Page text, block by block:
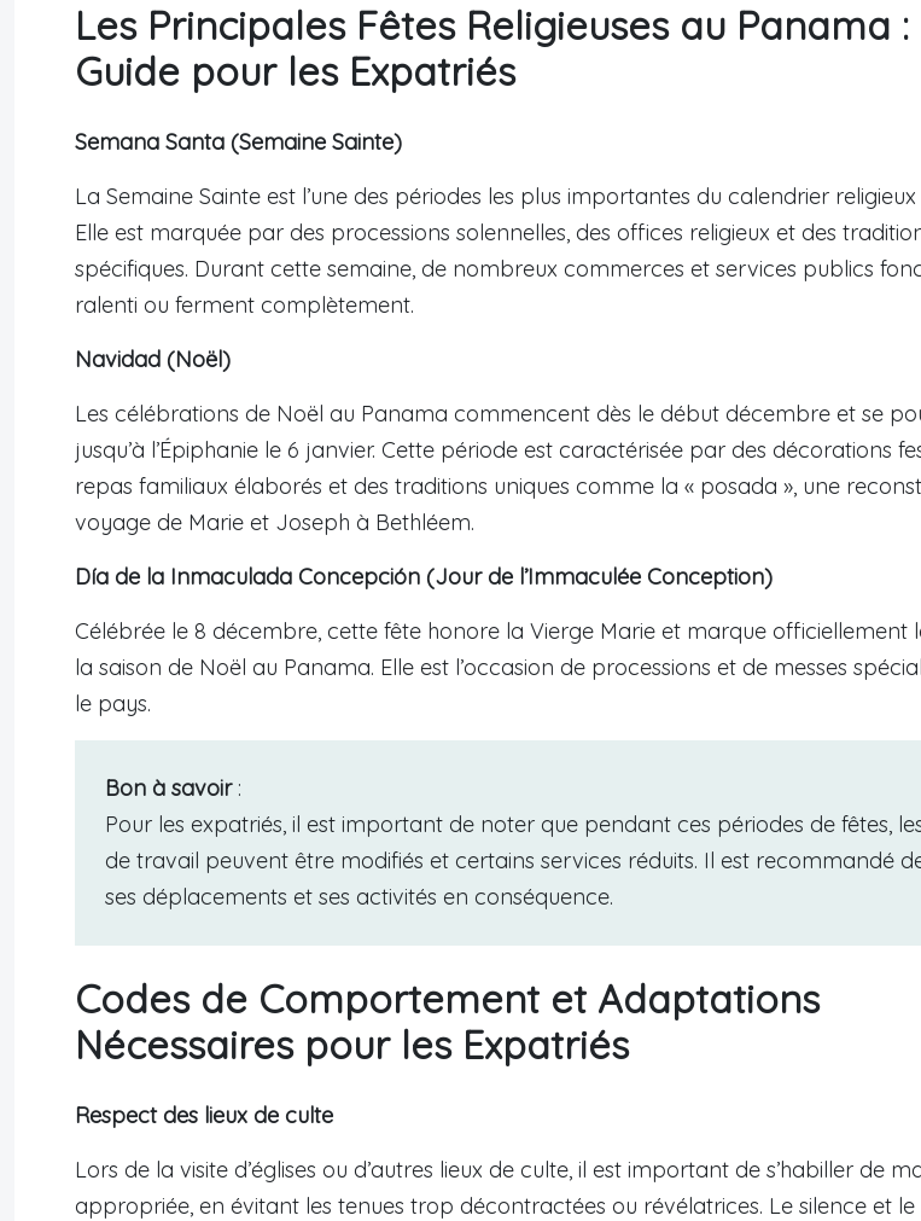
Les Principales Fêtes Religieuses au Panama :
Guide pour les Expatriés
Semana Santa (Semaine Sainte)
La Semaine Sainte est l’une des périodes les plus importantes du calendrier
Elle est marquée par des processions solennelles, des offices religieux et des
spécifiques. Durant cette semaine, de nombreux commerces et services publics
ralenti ou ferment complètement.
Navidad (Noël)
Les célébrations de Noël au Panama commencent dès le début décembre et se
jusqu’à l’Épiphanie le 6 janvier. Cette période est caractérisée par des décorations
repas familiaux élaborés et des traditions uniques comme la « posada », une
voyage de Marie et Joseph à Bethléem.
Día de la Inmaculada Concepción (Jour de l’Immaculée Conception)
Célébrée le 8 décembre, cette fête honore la Vierge Marie et marque officiellement
la saison de Noël au Panama. Elle est l’occasion de processions et de messes
le pays.
Bon à savoir:
Pour les expatriés, il est important de noter que pendant ces périodes de fêtes,
de travail peuvent être modifiés et certains services réduits. Il est recommandé
ses déplacements et ses activités en conséquence.
Codes de Comportement et Adaptations
Nécessaires pour les Expatriés
Respect des lieux de culte
Lors de la visite d’églises ou d’autres lieux de culte, il est important de s’habiller de
appropriée, en évitant les tenues trop décontractées ou révélatrices. Le silence et